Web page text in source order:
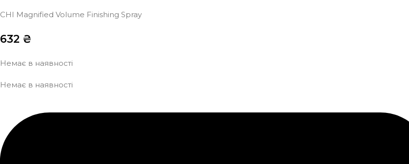
CHI Magnified Volume Finishing Spray
632 ₴
Немає в наявності
Немає в наявності